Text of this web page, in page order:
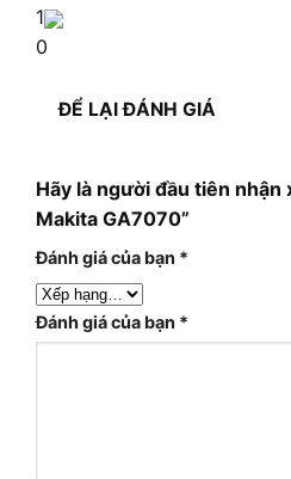
1
0
ĐỂ LẠI ĐÁNH GIÁ
Hãy là người đầu tiên nhận
Makita GA7070”
Đánh giá của bạn *
Đánh giá của bạn *